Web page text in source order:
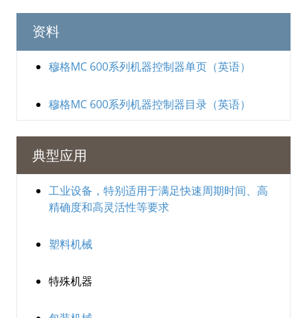
资料
穆格MC 600系列机器控制器单页 （英语）
穆格MC 600系列机器控制器目录 （英语）
典型应用
工业设备，特别适用于满足快速周期时间、高
精确度和高灵活性等要求
塑料机械
特殊机器